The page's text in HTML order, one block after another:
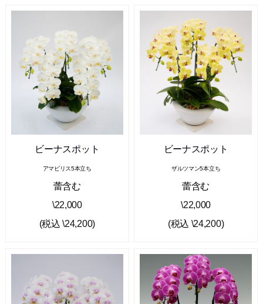
ビーナスポット
アマビリス5本立ち
蕾含む
\22,000
(税込 \24,200)
ビーナスポット
ザルツマン5本立ち
蕾含む
\22,000
(税込 \24,200)